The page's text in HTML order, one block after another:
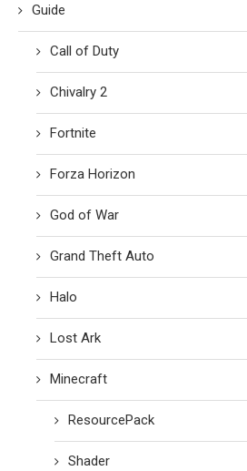
Guide
Call of Duty
Chivalry 2
Fortnite
Forza Horizon
God of War
Grand Theft Auto
Halo
Lost Ark
Minecraft
ResourcePack
Shader